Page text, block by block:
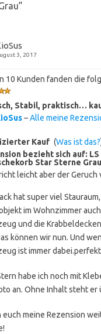
”
3, 2017
10 Kunden fanden die
Stabil, praktisch…
–Alle meine
Kauf (Was ist das?
bezieht sich auf:
Star Sterne
leicht aber der
hat super viel
im Wohnzimmer
und die
können wir nun. Und
ist immer
habe ich noch mit
an. Ohne Inhalt steht er
euch meine Rezension